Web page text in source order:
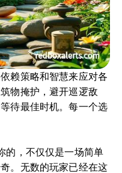
赖策略和智慧来应对各
物掩护，避开巡逻敌
待最佳时机。每一个选
的，不仅仅是一场简单
。无数的玩家已经在这